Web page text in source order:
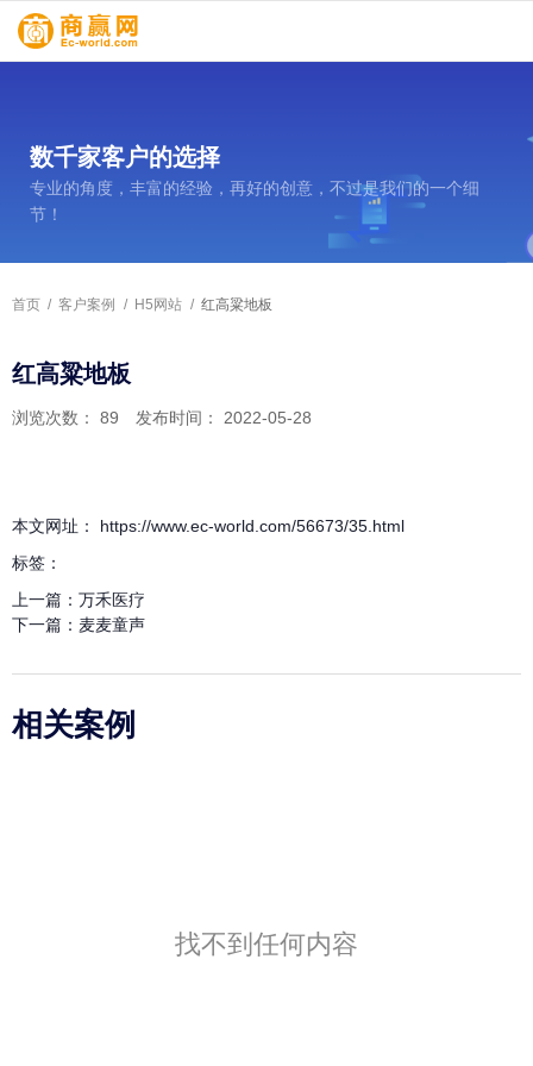
数千家客户的选择
专业的角度，丰富的经验，再好的创意，不过是我们的一个细
节！
首页 / 客户案例 / H5网站 / 红高粱地板
红高粱地板
浏览次数： 89 发布时间： 2022-05-28
本文网址： https://www.ec-world.com/56673/35.html
标签：
上一篇： 万禾医疗
下一篇： 麦麦童声
相关案例
找不到任何内容